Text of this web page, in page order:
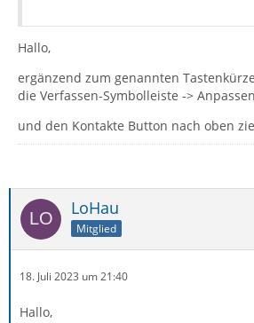
Hallo,
ergänzend zum genannten
die Verfassen-Symbolleiste -> Anpassen
und den Kontakte Button nach oben
LoHau
Mitglied
18. Juli 2023 um 21:40
Hallo,